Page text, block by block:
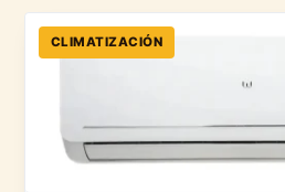
CLIMATIZACIÓN